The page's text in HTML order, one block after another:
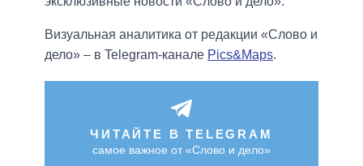
Визуальная аналитика от редакции «Слово и
дело» – в Telegram-канале Pics&Maps.
ЧИТАЙТЕ В TELEGRAM
самое важное от «Слово и дело»